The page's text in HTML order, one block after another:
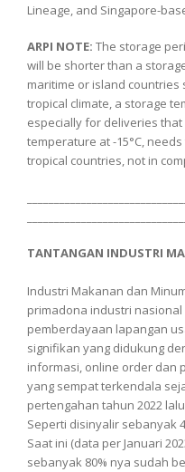
Lineage, and Singapore-
ARPI NOTE: The storage
will be shorter than a
maritime or island countries
tropical climate, a storage
especially for deliveries
temperature at -15°C,
tropical countries, not in
TANTANGAN INDUSTRI
Industri Makanan dan
primadona industri
pemberdayaan lapangan
signifikan yang didukung
informasi, online order dan
yang sempat terkendala
pertengahan tahun 2022
Seperti disinyalir sebanyak
Saat ini (data per Januari
sebanyak 80% nya sudah